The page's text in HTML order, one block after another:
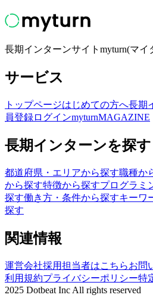
長期インターンサイトmyturn(マイ
サービス
トップページはじめての方へ長期
員登録ログインmyturnMAGAZINE
長期インターンを探す
都道府県・エリアから探す職種か
から探す特徴から探すプログラミ
探す働き方・条件から探すキーワ
探す
関連情報
運営会社採用担当者はこちらお問
利用規約プライバシーポリシー特
2025 Dotbeat Inc All rights reserved